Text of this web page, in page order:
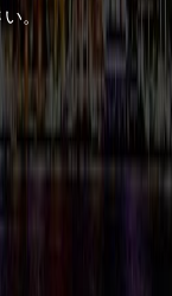
。